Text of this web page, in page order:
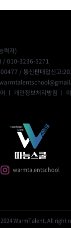
력자)
/ 010-3236-5271
/ 통신판매업신고
ㅣ 개인정보처리방침 ㅣ
warmtalentschool
WarmTalent. All right